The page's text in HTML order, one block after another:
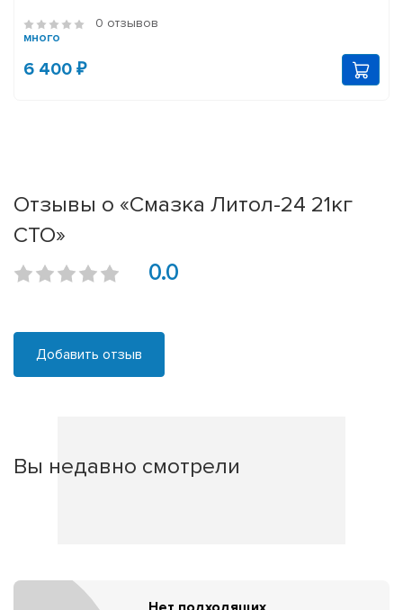
0 отзывов
много
6 400 ₽
Отзывы о «Смазка Литол-24 21кг
СТО»
0.0
Добавить отзыв
Вы недавно смотрели